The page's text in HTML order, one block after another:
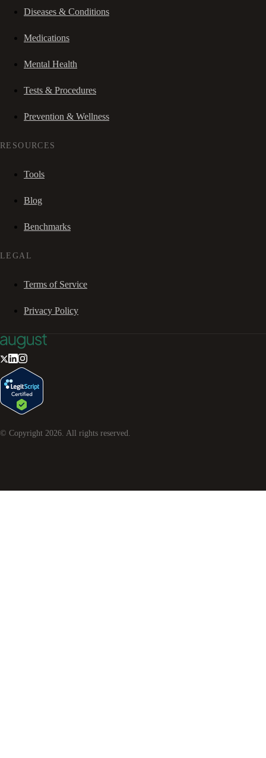
Diseases & Conditions
Medications
Mental Health
Tests & Procedures
Prevention & Wellness
RESOURCES
Tools
Blog
Benchmarks
LEGAL
Terms of Service
Privacy Policy
© Copyright 2026 . All rights reserved.